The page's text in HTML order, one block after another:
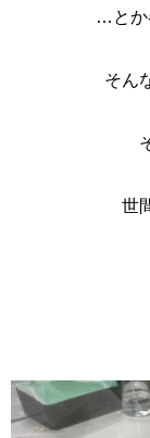
…とか
そん
世